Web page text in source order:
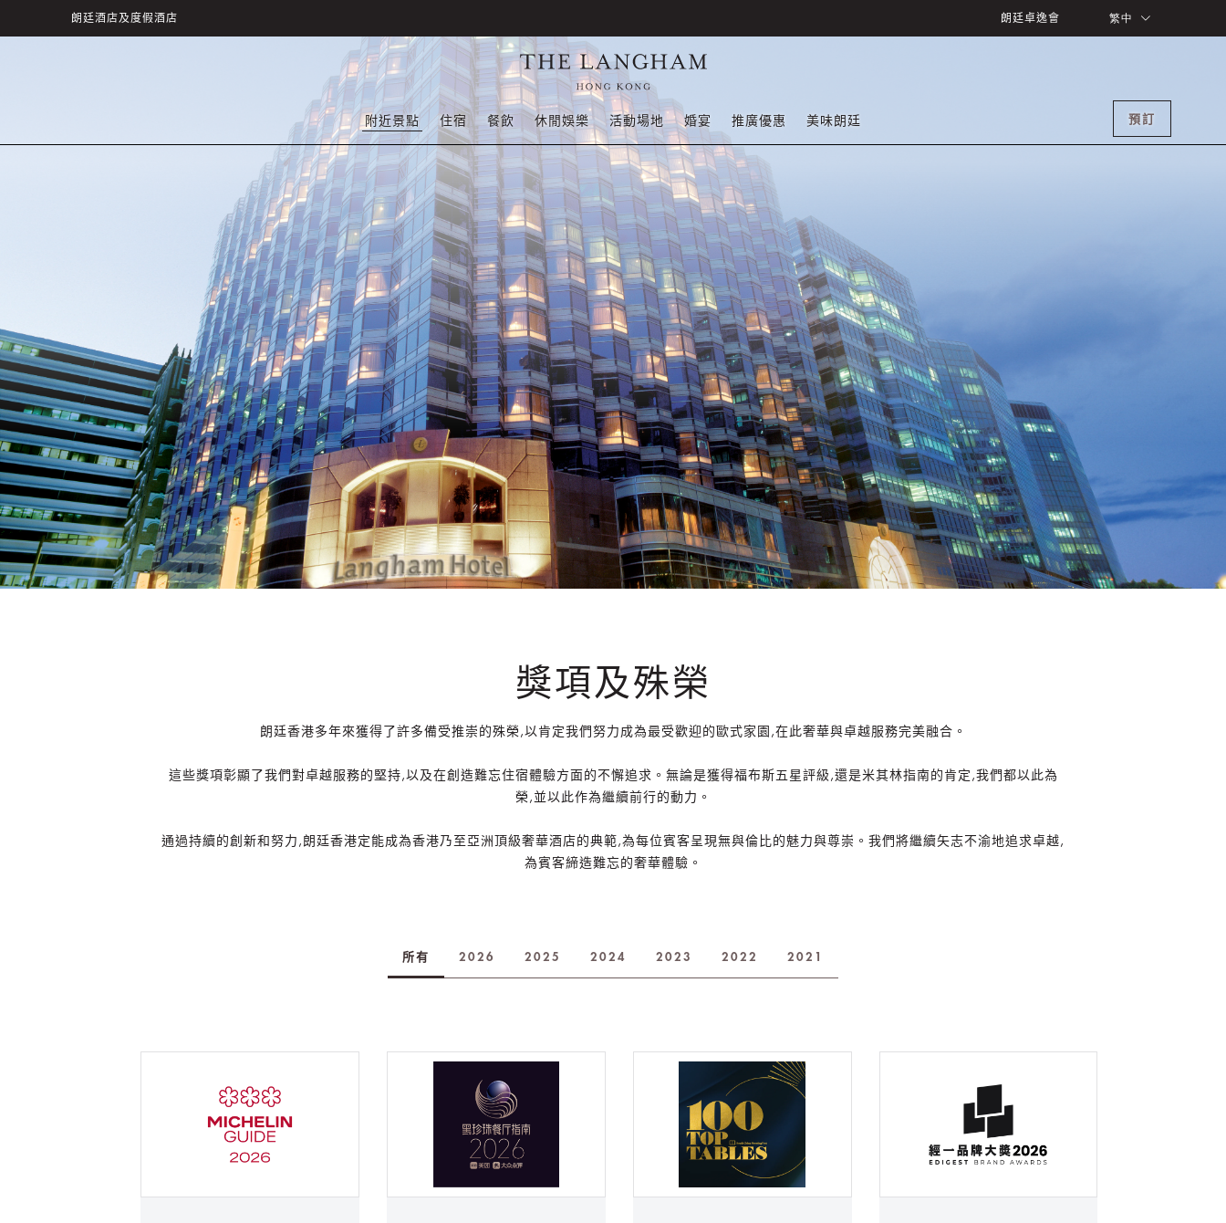
朗廷酒店及度假酒店 朗廷卓逸會 繁中
附近景點 住宿 餐飲 休閒娛樂 活動場地 婚宴 推廣優惠 美味朗廷 預訂
獎項及殊榮
朗廷香港多年來獲得了許多備受推崇的殊榮,以肯定我們努力成為最受歡迎的歐式家園,在此奢華與卓越服務完美融合。
這些獎項彰顯了我們對卓越服務的堅持,以及在創造難忘住宿體驗方面的不懈追求。無論是獲得福布斯五星評級,還是米其林指南的肯定,我們都以此為
榮,並以此作為繼續前行的動力。
通過持續的創新和努力,朗廷香港定能成為香港乃至亞洲頂級奢華酒店的典範,為每位賓客呈現無與倫比的魅力與尊崇。我們將繼續矢志不渝地追求卓越,
為賓客締造難忘的奢華體驗。
所有 2026 2025 2024 2023 2022 2021